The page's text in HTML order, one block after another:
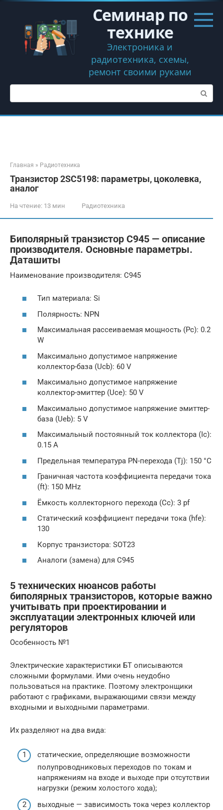
Перейти
контенту
Семинар по
технике
Электроника и
радиотехника, схемы,
ремонт своими руками
Поиск:
Главная » Радиотехника
Транзистор 2SC5198: параметры, цоколевка,
аналог
На чтение: 13 мин Радиотехника
Биполярный транзистор C945 — описание
производителя. Основные параметры.
Даташиты
Наименование производителя: C945
Тип материала: Si
Полярность: NPN
Максимальная рассеиваемая мощность (Pc): 0.2
W
Макcимально допустимое напряжение
коллектор-база (Ucb): 60 V
Макcимально допустимое напряжение
коллектор-эмиттер (Uce): 50 V
Макcимально допустимое напряжение эмиттер-
база (Ueb): 5 V
Макcимальный постоянный ток коллектора (Ic):
0.15 A
Предельная температура PN-перехода (Tj): 150 °C
Граничная частота коэффициента передачи тока
(ft): 150 MHz
Ёмкость коллекторного перехода (Cc): 3 pf
Статический коэффициент передачи тока (hfe):
130
Корпус транзистора: SOT23
Аналоги (замена) для C945
5 технических нюансов работы
биполярных транзисторов, которые важно
учитывать при проектировании и
эксплуатации электронных ключей или
регуляторов
Особенность №1
Электрические характеристики БТ описываются
сложными формулами. Ими очень неудобно
пользоваться на практике. Поэтому электронщики
работают с графиками, выражающими связи между
входными и выходными параметрами.
Их разделяют на два вида:
статические, определяющие возможности
полупроводниковых переходов по токам и
напряжениям на входе и выходе при отсутствии
нагрузки (режим холостого хода);
выходные — зависимость тока через коллектор